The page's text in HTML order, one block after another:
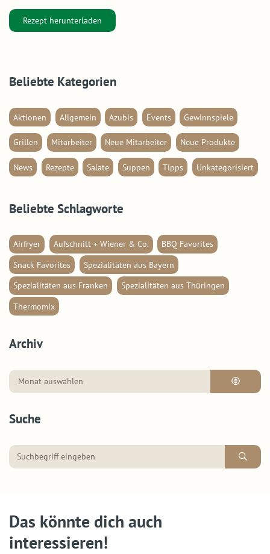
Rezept herunterladen
Beliebte Kategorien
Aktionen Allgemein Azubis Events Gewinnspiele
Grillen Mitarbeiter Neue Mitarbeiter Neue Produkte
News Rezepte Salate Suppen Tipps Unkategorisiert
Beliebte Schlagworte
Airfryer Aufschnitt + Wiener & Co.
BBQ Favorites
Snack Favorites
Spezialitäten aus Bayern
Spezialitäten aus Franken
Spezialitäten aus Thüringen
Thermomix
Archiv
Suche
Das könnte dich auch
interessieren!